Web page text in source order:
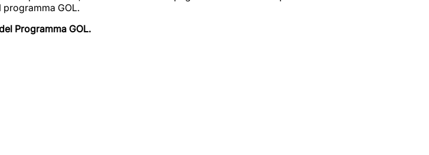
GOL.
Programma GOL.